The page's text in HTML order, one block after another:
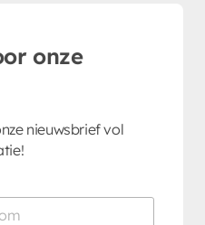
onze
nieuwsbrief vol